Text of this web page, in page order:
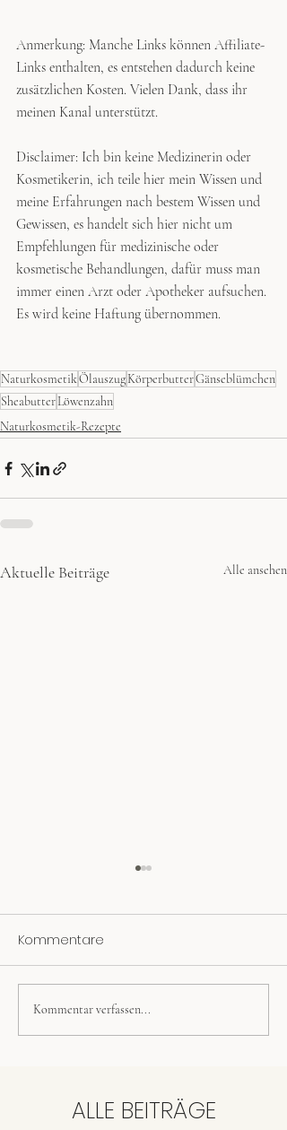
Anmerkung: Manche Links können Affiliate-
Links enthalten, es entstehen dadurch keine
zusätzlichen Kosten. Vielen Dank, dass ihr
meinen Kanal unterstützt.
Disclaimer: Ich bin keine Medizinerin oder
Kosmetikerin, ich teile hier mein Wissen und
meine Erfahrungen nach bestem Wissen und
Gewissen, es handelt sich hier nicht um
Empfehlungen für medizinische oder
kosmetische Behandlungen, dafür muss man
immer einen Arzt oder Apotheker aufsuchen.
Es wird keine Haftung übernommen.
NaturkosmetikÖlauszugKörperbutterGänseblümchen
SheabutterLöwenzahn
Naturkosmetik-Rezepte
Aktuelle Beiträge Alle ansehen
Johanniskraut-
Körperbutter
Kommentare
Kommentar verfassen...
ALLE BEITRÄGE